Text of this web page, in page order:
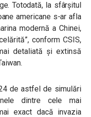
Totodată, la sfârșitul
americane s-ar afla
modernă a Chinei,
conform CSIS,
detaliată și extinsă
de astfel de simulări
dintre cele mai
exact dacă invazia